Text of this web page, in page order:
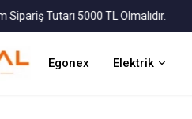
Tutarı 5000 TL Olmalıdır.
Egonex Elektrik